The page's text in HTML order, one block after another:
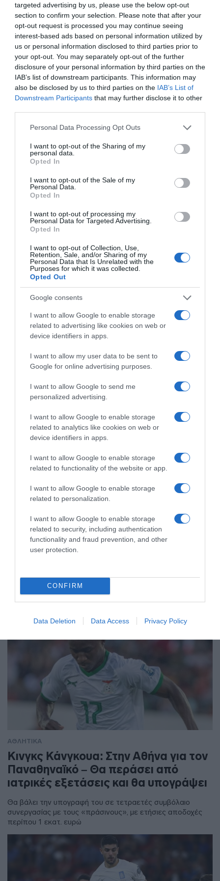
targeted advertising by us, please use the below opt-out
section to confirm your selection. Please note that after your
opt-out request is processed you may continue seeing
interest-based ads based on personal information utilized by
us or personal information disclosed to third parties prior to
your opt-out. You may separately opt-out of the further
disclosure of your personal information by third parties on the
IAB’s list of downstream participants. This information may
also be disclosed by us to third parties on the IAB’s List of
Downstream Participants that may further disclose it to other
Please note that this website/app uses one or more Google
not limited to your visit or usage behaviour. You may click to
grant or deny consent to Google and its third-party tags to
use your data for below specified purposes in below Google
consent section.
Personal Data Processing Opt Outs
I want to opt-out of the Sharing of my
personal data.
Opted In
I want to opt-out of the Sale of my
Personal Data.
Opted In
I want to opt-out of processing my
Personal Data for Targeted Advertising.
Opted In
I want to opt-out of Collection, Use,
Retention, Sale, and/or Sharing of my
Personal Data that Is Unrelated with the
Purposes for which it was collected.
Opted Out
Google consents
I want to allow Google to enable storage
related to advertising like cookies on web or
device identifiers in apps.
I want to allow my user data to be sent to
Google for online advertising purposes.
I want to allow Google to send me
personalized advertising.
I want to allow Google to enable storage
related to analytics like cookies on web or
device identifiers in apps.
I want to allow Google to enable storage
related to functionality of the website or app.
I want to allow Google to enable storage
related to personalization.
I want to allow Google to enable storage
related to security, including authentication
functionality and fraud prevention, and other
user protection.
CONFIRM
Data Deletion Data Access Privacy Policy
ΑΘΛΗΤΙΚΑ
ΑΘΛΗΤΙΚΑ
Μεξικό και Αργεντινή στηρίζουν τον
Ινφαντίνο, ενώ συνεχίζεται η κρίση
στη FIFA
Αντιμετωπίζει έντονες αντιδράσεις για την -πλέον
αποσυρμένη- πρόταση πώλησης μέρους των εμπορικών
δικαιωμάτων του Παγκοσμίου Κυπέλλου
ΑΘΛΗΤΙΚΑ
Παγκόσμιο Κ20: Ασημένιο μετάλλιο
στο μήκος για την Έβελυν
Μητροπούλου – Το άλμα των 6,44
μέτρων που την ανέβασε στο βάθρο
μήκος στην ιστορία της διοργάνωσης στις γυναίκες
ΑΘΛΗΤΙΚΑ
Κινγκς Κάνγκουα: Στην Αθήνα για τον
Παναθηναϊκό – Θα περάσει από
ιατρικές εξετάσεις και θα υπογράψει
Θα βάλει την υπογραφή του σε τετραετές συμβόλαιο
συνεργασίας με τους «πράσινους», με ετήσιες αποδοχές
περίπου 1 εκατ. ευρώ